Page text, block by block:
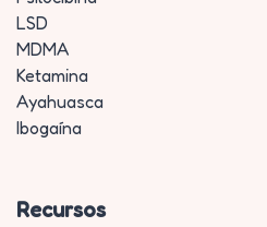
LSD
MDMA
Ketamina
Ayahuasca
Ibogaína
Recursos